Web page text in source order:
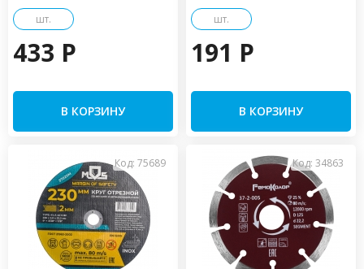
шт.
433 P
В КОРЗИНУ
шт.
191 P
В КОРЗИНУ
Код: 75689 Код: 34863